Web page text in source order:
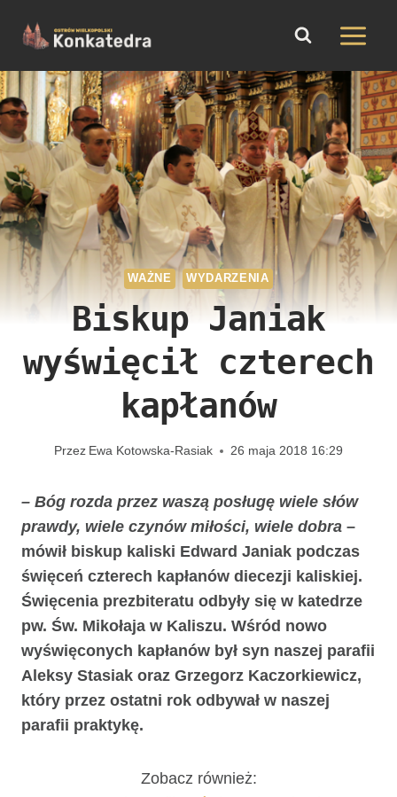
treści
WAŻNE WYDARZENIA
Biskup Janiak
wyświęcił czterech
kapłanów
Przez Ewa Kotowska-Rasiak 26 maja 2018 16:29
– Bóg rozda przez waszą posługę wiele słów
prawdy, wiele czynów miłości, wiele dobra –
mówił biskup kaliski Edward Janiak podczas
święceń czterech kapłanów diecezji kaliskiej.
Święcenia prezbiteratu odbyły się w katedrze
pw. Św. Mikołaja w Kaliszu. Wśród nowo
wyświęconych kapłanów był syn naszej parafii
Aleksy Stasiak oraz Grzegorz Kaczorkiewicz,
który przez ostatni rok odbywał w naszej
parafii praktykę.
Zobacz również: